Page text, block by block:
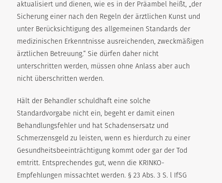
aktualisiert und dienen, wie es in der Präambel heißt, „der
Sicherung einer nach den Regeln der ärztlichen Kunst und
unter Berücksichtigung des allgemeinen Standards der
medizinischen Erkenntnisse ausreichenden, zweckmäßigen
ärztlichen Betreuung.“ Sie dürfen daher nicht
unterschritten werden, müssen ohne Anlass aber auch
nicht überschritten werden.
Hält der Behandler schuldhaft eine solche
Standardvorgabe nicht ein, begeht er damit einen
Behandlungsfehler und hat Schadensersatz und
Schmerzensgeld zu leisten, wenn es hierdurch zu einer
Gesundheitsbeeinträchtigung kommt oder gar der Tod
emtritt. Entsprechendes gut, wenn die KRINKO-
Empfehlungen missachtet werden. § 23 Abs. 3 S. l IfSG